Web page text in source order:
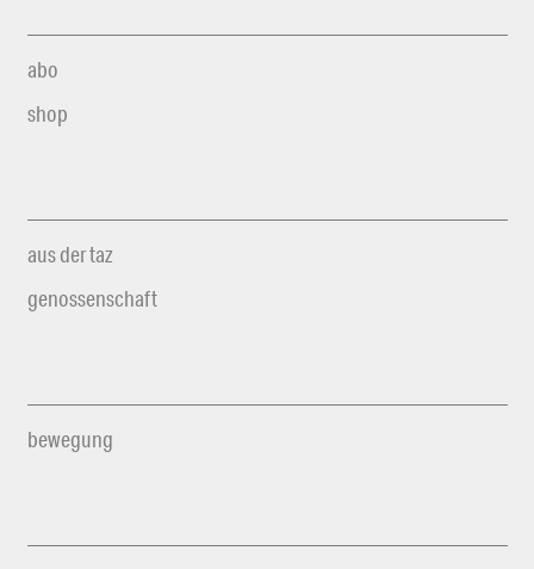
abo
shop
aus der taz
genossenschaft
bewegung